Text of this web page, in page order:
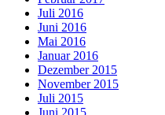
Juli 2016
Juni 2016
Mai 2016
Januar 2016
Dezember 2015
November 2015
Juli 2015
Juni 2015